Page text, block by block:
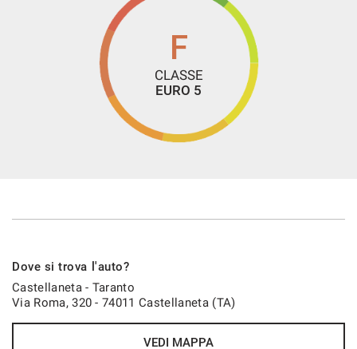
- Wir sprechen Deutsch
- Nous parlons français
- Hablamos español
F
CLASSE
EURO 5
Dove si trova l'auto?
Castellaneta - Taranto
Via Roma, 320 - 74011 Castellaneta (TA)
VEDI MAPPA